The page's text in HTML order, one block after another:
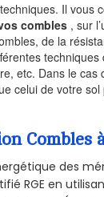
Il vous
combles , sur
de la
techniques
etc. Dans le cas
celui de votre
Combles
des
RGE en